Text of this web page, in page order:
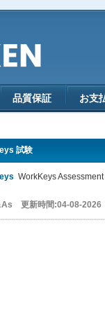
品質保証 お支
試験
WorkKeys Assessment
更新時間:04-08-2026